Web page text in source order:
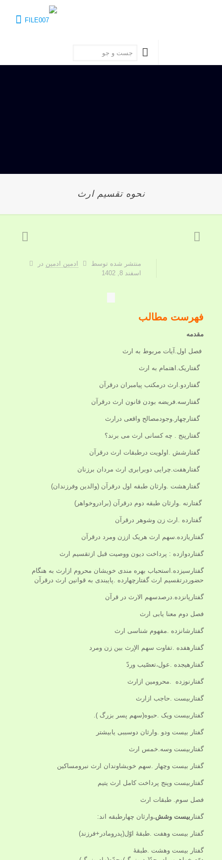
نحوه تقسیم ارث
منتشر شده توسط ادمین ادمین در
اسفند 8, 1402
فهرست مطالب
مقدمه
فصل اول.آیات مربوط به ارث
گفتاریک.اهتمام به ارث
گفتاردو.ارث درمکتب پیامبران درقرآن
گفتارسه.فریضه بودن قانون ارث درقرآن
گفتارچهار.وجودمصالح واقعی درارث
گفتارپنج . چه کسانی ارث می برند؟
گفتارشش .اولویت درطبقات ارث درقرآن
گفتارهفت.چرایی دوبرابری ارث مردان برزنان
گفتارهشت .وارثان طبقه اول درقرآن (والدین وفرزندان)
گفتارنه .وارثان طبقه دوم درقرآن (برادروخواهر)
گفتارده .ارث زن وشوهر درقرآن
گفتاریازده.سهم ارث هریک اززن ومرد درقرآن
گفتاردوازده : پرداخت دیون ووصیت قبل ازتقسیم ارث
گفتارسیزده.استحباب بهره مندی خویشان محروم ازارث به هنگام
حضوردرتقسیم ارث گفتارچهارده .پایبندی به قوانین ارث درقرآن
گفتارپانزده.درصدسهم الارث در قرآن
فصل دوم معنا یابی ارث
گفتارشانزده .مفهوم شناسی ارث
گفتارهفده .تفاوت سهم الإرث بین زن ومرد
گفتارهیجده .عول،تعصّیب وردّ
گفتارنوزده .محرومین ازارث
گفتاربیست .حاجب ازارث
گفتاربیست ویک .حبوه(سهم پسر بزرگ ).
گفتار بیست ودو .وارثان دوسببی یابیشتر
گفتاربیست وسه.خمس ارث
گفتار بیست وچهار .سهم خویشاوندان ارث نبرومساکین
گفتاربیست وپنج پرداخت کامل ارث یتیم
فصل سوم. طبقات ارث
گفتار بیست وشش.وارثان چهارطبقه اند:
گفتار بیست وهفت .طبقۀ اوّل(پدرومادر+فرزند)
گفتار بیست وهشت .طبقۀ